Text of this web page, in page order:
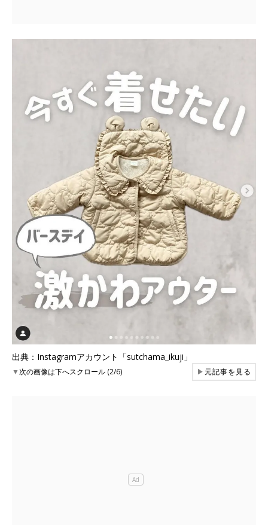
出典：Instagramアカウント「sutchama_ikuji」
▼次の画像は下へスクロール (2/6) ▶元記事を見る